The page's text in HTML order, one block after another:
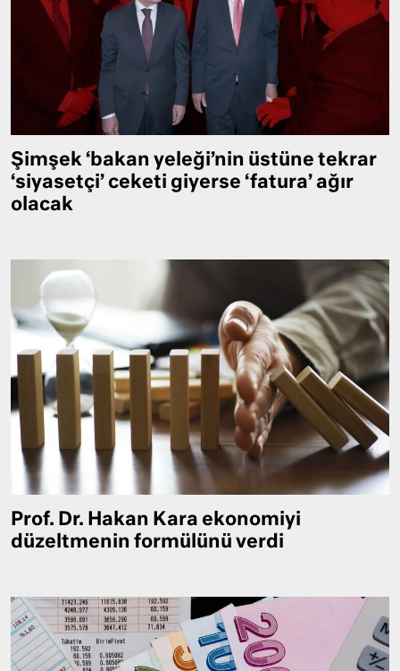
Şimşek ‘bakan yeleği’nin üstüne tekrar
‘siyasetçi’ ceketi giyerse ‘fatura’ ağır
olacak
Prof. Dr. Hakan Kara ekonomiyi
düzeltmenin formülünü verdi